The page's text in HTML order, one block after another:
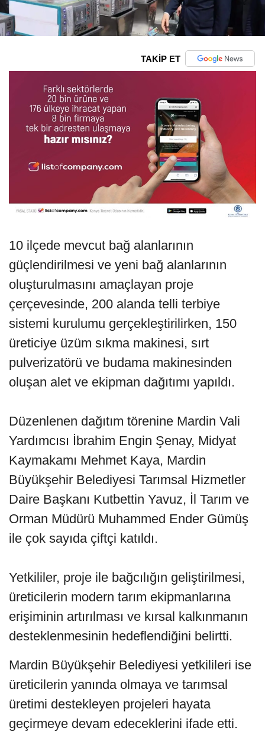
TAKİP ET
10 ilçede mevcut bağ alanlarının
güçlendirilmesi ve yeni bağ alanlarının
oluşturulmasını amaçlayan proje
çerçevesinde, 200 alanda telli terbiye
sistemi kurulumu gerçekleştirilirken, 150
üreticiye üzüm sıkma makinesi, sırt
pulverizatörü ve budama makinesinden
oluşan alet ve ekipman dağıtımı yapıldı.
Düzenlenen dağıtım törenine Mardin Vali
Yardımcısı İbrahim Engin Şenay, Midyat
Kaymakamı Mehmet Kaya, Mardin
Büyükşehir Belediyesi Tarımsal Hizmetler
Daire Başkanı Kutbettin Yavuz, İl Tarım ve
Orman Müdürü Muhammed Ender Gümüş
ile çok sayıda çiftçi katıldı.
Yetkililer, proje ile bağcılığın geliştirilmesi,
üreticilerin modern tarım ekipmanlarına
erişiminin artırılması ve kırsal kalkınmanın
desteklenmesinin hedeflendiğini belirtti.
Mardin Büyükşehir Belediyesi yetkilileri ise
üreticilerin yanında olmaya ve tarımsal
üretimi destekleyen projeleri hayata
geçirmeye devam edeceklerini ifade etti.